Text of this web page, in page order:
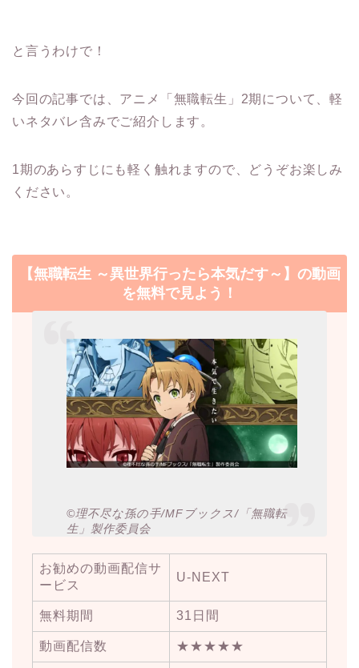
と言うわけで！
今回の記事では、アニメ「無職転生」2期について、軽
いネタバレ含みでご紹介します。
1期のあらすじにも軽く触れますので、どうぞお楽しみ
ください。
【無職転生 ～異世界行ったら本気だす～】の動画
を無料で見よう！
©理不尽な孫の手/MFブックス/「無職転
生」製作委員会
お勧めの動画配信サ
ービス
U-NEXT
無料期間 31日間
動画配信数 ★★★★★